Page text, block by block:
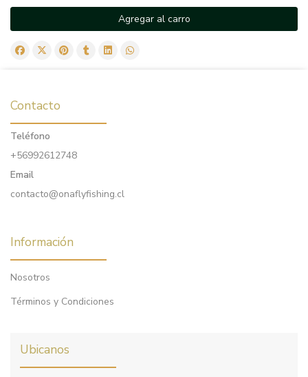
Agregar al carro
Contacto
Teléfono
+56992612748
Email
contacto@onaflyfishing.cl
Información
Nosotros
Términos y Condiciones
Ubicanos